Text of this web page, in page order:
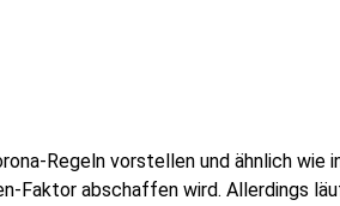
Regeln vorstellen und ähnlich wie
Faktor abschaffen wird. Allerdings